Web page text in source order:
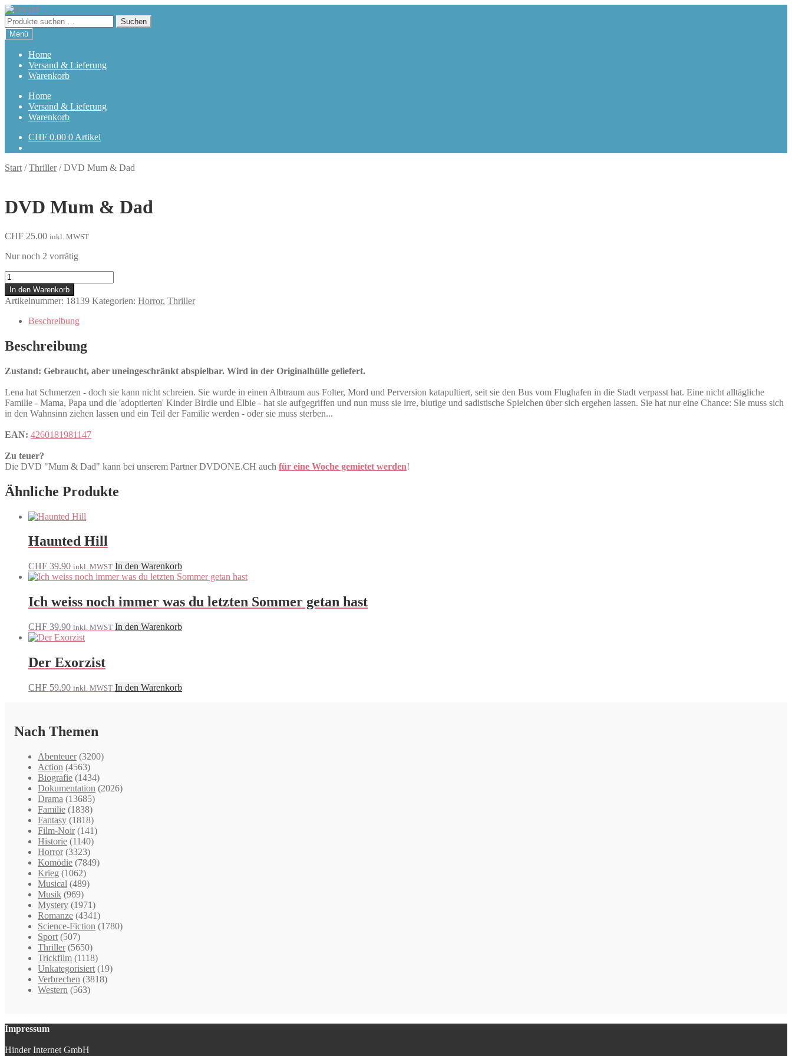
Zur
Navigation
springen
Zum
Inhalt
springen
Suchen
nach:
Suchen
Menü
Home
Versand & Lieferung
Warenkorb
Home
Versand & Lieferung
Warenkorb
CHF 0.00 0 Artikel
Start /Thriller/DVD Mum & Dad
DVD Mum & Dad
CHF 25.00 inkl. MWST
Nur noch 2 vorrätig
Mum
&
Dad
Menge
In den Warenkorb
Artikelnummer: 18139 Kategorien: Horror, Thriller
Beschreibung
Beschreibung
Zustand: Gebraucht, aber uneingeschränkt abspielbar. Wird in der Originalhülle geliefert.
Lena hat Schmerzen - doch sie kann nicht schreien. Sie wurde in einen Albtraum aus Folter, Mord und Perversion katapultiert, seit sie den Bus vom Flughafen in die Stadt verpasst hat. Eine nicht alltägliche
Familie - Mama, Papa und die 'adoptierten' Kinder Birdie und Elbie - hat sie aufgegriffen und nun muss sie irre, blutige und sadistische Spielchen über sich ergehen lassen. Sie hat nur eine Chance: Sie muss sich
in den Wahnsinn ziehen lassen und ein Teil der Familie werden - oder sie muss sterben...
EAN: 4260181981147
Zu teuer?
Die DVD "Mum & Dad" kann bei unserem Partner DVDONE.CH auch für eine Woche gemietet werden!
Ähnliche Produkte
Haunted Hill
CHF 39.90 inkl. MWST In den Warenkorb
Ich weiss noch immer was du letzten Sommer getan hast
CHF 39.90 inkl. MWST In den Warenkorb
Der Exorzist
CHF 59.90 inkl. MWST In den Warenkorb
Nach Themen
Abenteuer (3200)
Action (4563)
Biografie (1434)
Dokumentation (2026)
Drama (13685)
Familie (1838)
Fantasy (1818)
Film-Noir (141)
Historie (1140)
Horror (3323)
Komödie (7849)
Krieg (1062)
Musical (489)
Musik (969)
Mystery (1971)
Romanze (4341)
Science-Fiction (1780)
Sport (507)
Thriller (5650)
Trickfilm (1118)
Unkategorisiert (19)
Verbrechen (3818)
Western (563)
Impressum
Hinder Internet GmbH